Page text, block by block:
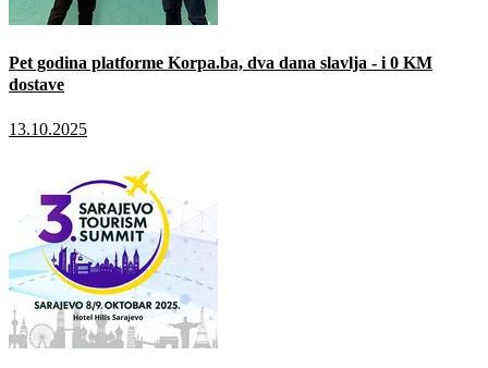
Pet godina platforme Korpa.ba, dva dana slavlja - i 0 KM
dostave
13.10.2025